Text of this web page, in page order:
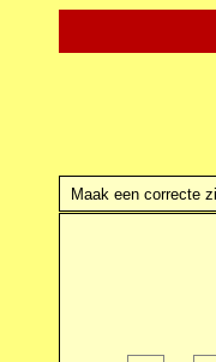
Maak een correcte